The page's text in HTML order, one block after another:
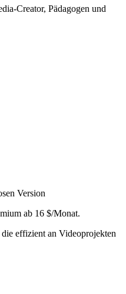
Creator, Pädagogen und
Version
ab 16 $/Monat.
effizient an Videoprojekten